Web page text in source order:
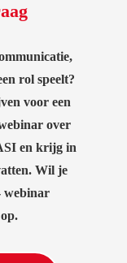
rol speelt?
voor een
over
en krijg in
Wil je
webinar